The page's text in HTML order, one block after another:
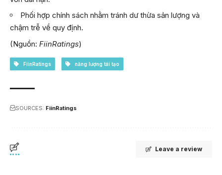
Phối hợp chính sách nhằm tránh dư thừa sản lượng và
chậm trễ về quy định.
(Nguồn: FiinRatings)
FiinRatings năng lượng tái tạo
SOURCES: FiinRatings
Leave a review